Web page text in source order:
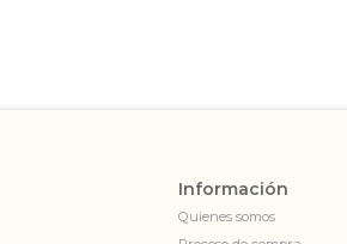
Información
Quienes somos